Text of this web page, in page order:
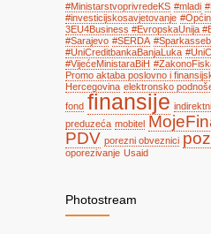
#MinistarstvoprivredeKS #mladi
#investicijskosavjetovanje
3EU4Business #EvropskaUnija
#Sarajevo #SERDA
#UniCreditbankaBanjaLuka
#VijećeMinistaraBiH
Promo aktaba poslovno i
Hercegovina elektronsko
fond finansije
preduzeća mobitel
PDV porezni obveznici
oporezivanje Usaid
Photostream